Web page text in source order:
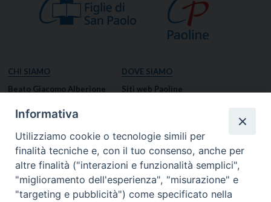
CHI SIAMO
Beato Giacomo Alberione
Missione Paolina
Luoghi delle Origini
Governo Generale
Famiglia Paolina
DOVE SIAMO
Siti web Paoline
Notizie dal governo generale
Notizie in breve
RISORSE
Preghiere
Informativa
Utilizziamo cookie o tecnologie simili per
finalità tecniche e, con il tuo consenso, anche per
altre finalità ("interazioni e funzionalità semplici",
"miglioramento dell'esperienza", "misurazione" e
"targeting e pubblicità") come specificato nella